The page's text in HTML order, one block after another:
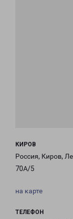
КИРОВ
Россия, Киров,
70А/5
на карте
ТЕЛЕФОН